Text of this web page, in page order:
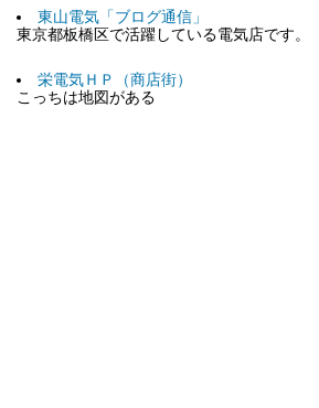
東山電気「ブログ通信」
東京都板橋区で活躍している電気店です。
栄電気ＨＰ（商店街）
こっちは地図がある